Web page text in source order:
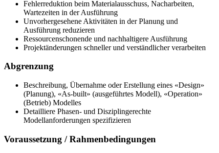
Fehlerreduktion beim Materialausschuss, Nacharbeiten,
Wartezeiten in der Ausführung
Unvorhergesehene Aktivitäten in der Planung und
Ausführung reduzieren
Ressourcenschonende und nachhaltigere Ausführung
Projektänderungen schneller und verständlicher verarbeiten
Abgrenzung
Beschreibung, Übernahme oder Erstellung eines «Design»
(Planung), «As-built» (ausgeführtes Modell), «Operation»
(Betrieb) Modelles
Detailliere Phasen- und Disziplingerechte
Modellanforderungen spezifizieren
Voraussetzung / Rahmenbedingungen